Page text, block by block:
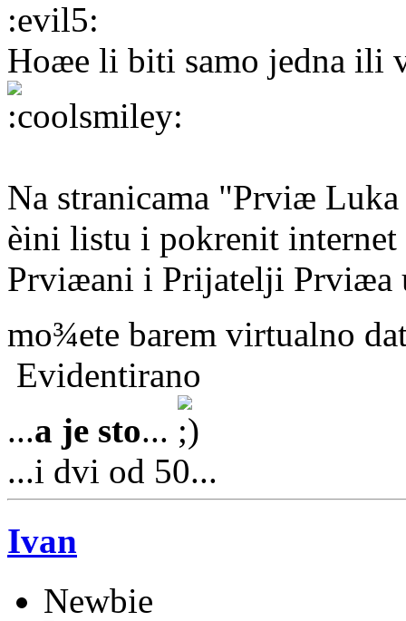
Hoæe li biti samo jedna ili
Na stranicama "Prviæ
èini listu i pokrenit
Prviæani i Prijatelji Prviæa
mo¾ete barem virtualno
Evidentirano
...a je sto...
...i dvi od 50...
Ivan
Newbie